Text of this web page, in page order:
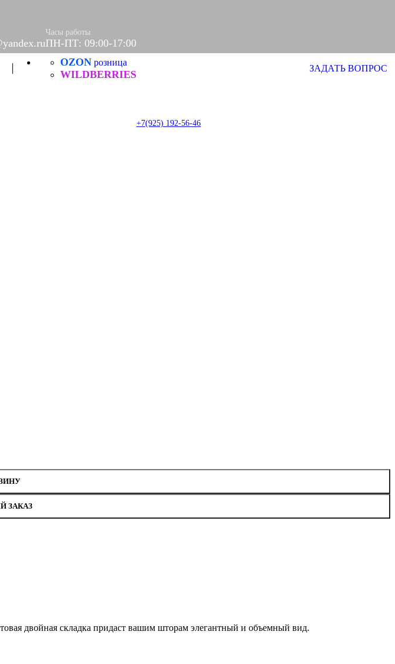
Часы работы
ПН-ПТ: 09:00-17:00
+7(925) 192-56-46
OZON розница
WILDBERRIES
ЗАДАТЬ ВОПРОС
ЗАКАЗ
двойная складка придаст вашим шторам элегантный и объемный вид.